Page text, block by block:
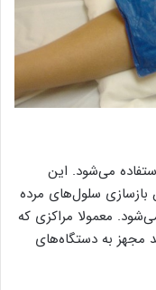
می‌شود. این
سلول‌های مرده
معمولا مراکزی که
مجهز به دستگاه‌های